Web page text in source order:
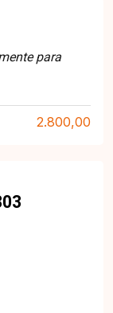
para
2.800,00